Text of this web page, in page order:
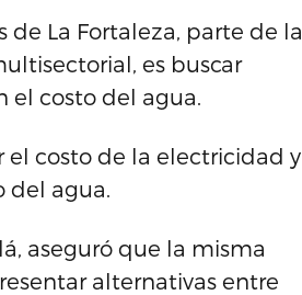
de La Fortaleza, parte de la
es buscar
el costo del agua.
el costo de la electricidad y
del agua.
aseguró que la misma
alternativas entre